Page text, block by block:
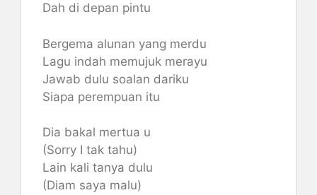
Dah di depan pintu
Bergema alunan yang merdu
Lagu indah memujuk merayu
Jawab dulu soalan dariku
Siapa perempuan itu
Dia bakal mertua u
(Sorry I tak tahu)
Lain kali tanya dulu
(Diam saya malu)